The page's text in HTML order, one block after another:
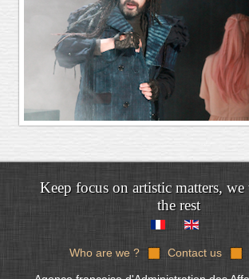
Keep focus on artistic matters, we
the rest
Who are we ? Contact us